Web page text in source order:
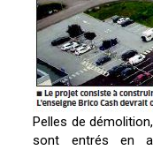
Pelles de
sont entrés en